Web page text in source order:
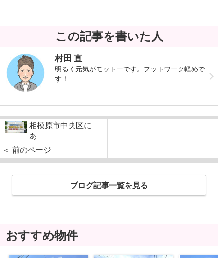
この記事を書いた人
村田 直
明るく元気がモットーです。フットワーク軽めで
す！
相模原市中央区に
あ...
＜ 前のページ
ブログ記事一覧を見る
おすすめ物件